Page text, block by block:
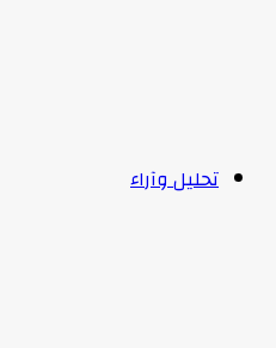
تحليل وآراء